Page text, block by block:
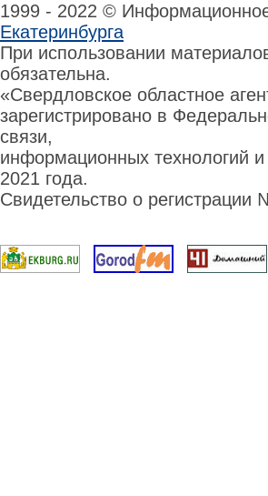
1999 - 2022 ©
Екатеринбурга
При использовании
обязательна.
«Свердловское областное
зарегистрировано в
связи,
информационных технологий
2021 года.
Свидетельство о